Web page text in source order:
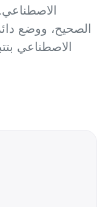
الصحيح، ووضع
الاصطناعي